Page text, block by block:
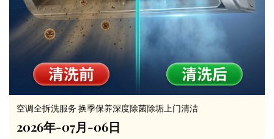
空调全拆洗服务 换季保养深度除菌除垢上门清洁
2026年-07月-06日